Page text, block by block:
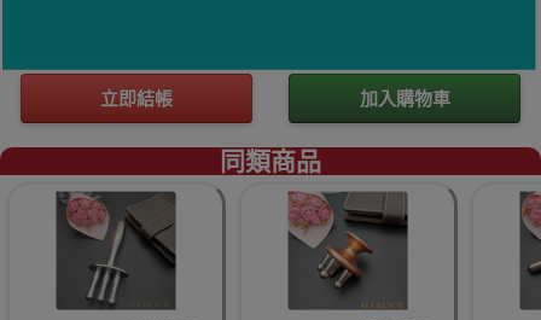
立即結帳 加入購物車
同類商品